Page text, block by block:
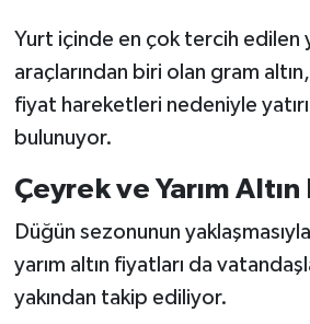
Yurt içinde en çok tercih edilen
araçlarından biri olan gram
fiyat hareketleri nedeniyle
bulunuyor.
Çeyrek ve Yarım
Düğün sezonunun
yarım altın fiyatları da
yakından takip ediliyor.